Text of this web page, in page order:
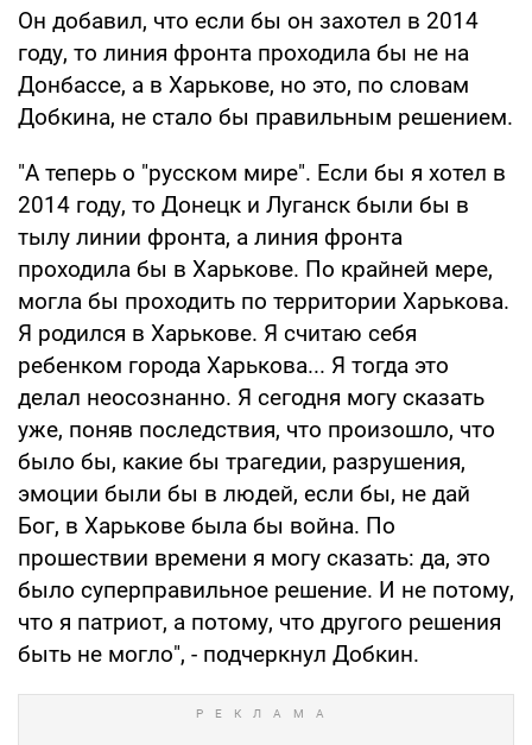
Он добавил, что если бы он захотел в 2014
году, то линия фронта проходила бы не на
Донбассе, а в Харькове, но это, по словам
Добкина, не стало бы правильным решением.
"А теперь о "русском мире". Если бы я хотел в
2014 году, то Донецк и Луганск были бы в
тылу линии фронта, а линия фронта
проходила бы в Харькове. По крайней мере,
могла бы проходить по территории Харькова.
Я родился в Харькове. Я считаю себя
ребенком города Харькова... Я тогда это
делал неосознанно. Я сегодня могу сказать
уже, поняв последствия, что произошло, что
было бы, какие бы трагедии, разрушения,
эмоции были бы в людей, если бы, не дай
Бог, в Харькове была бы война. По
прошествии времени я могу сказать: да, это
было суперправильное решение. И не потому,
что я патриот, а потому, что другого решения
быть не могло", - подчеркнул Добкин.